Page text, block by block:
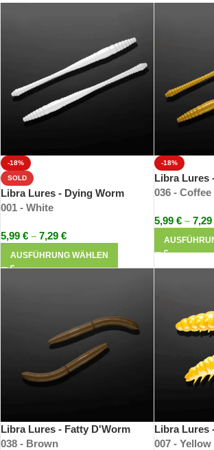
-18%
SOLD
Libra Lures - Dying Worm
001 - White
5,99 € – 7,29 €
AUSFÜHRUNG WÄHLEN
-18%
Libra Lures
036 -
5,99 €– 7,29
Libra Lures - Fatty D'Worm
038 - Brown
Libra Lures
007 - Yellow